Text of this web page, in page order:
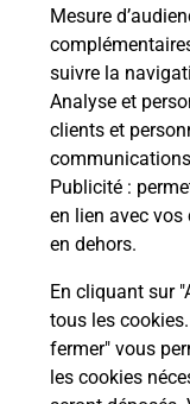
Mesure
suivre la
Analyse et
clients et
Publicité :
en lien avec vos
en dehors.
En cliquant sur
tous les
fermer" vous
les cookies
Questions
Quel réseau
Est-ce que
numéro de
Est-ce que
avec La